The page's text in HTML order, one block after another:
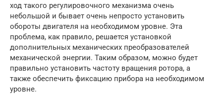
ход такого регулировочного механизма очень
небольшой и бывает очень непросто установить
обороты двигателя на необходимом уровне. Эта
проблема, как правило, решается установкой
дополнительных механических преобразователей
механической энергии. Таким образом, можно будет
правильно установить частоту вращения ротора, а
также обеспечить фиксацию прибора на необходимом
уровне.